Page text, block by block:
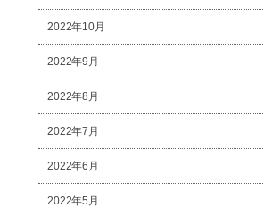
2022年10月
2022年9月
2022年8月
2022年7月
2022年6月
2022年5月